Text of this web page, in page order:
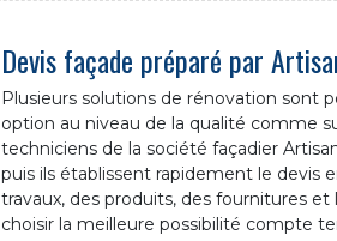
Devis façade préparé par
Plusieurs solutions de rénovation sont
option au niveau de la qualité comme
techniciens de la société façadier
puis ils établissent rapidement le devis
travaux, des produits, des fournitures
choisir la meilleure possibilité compte